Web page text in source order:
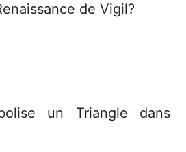
de Vigil?
un Triangle dans